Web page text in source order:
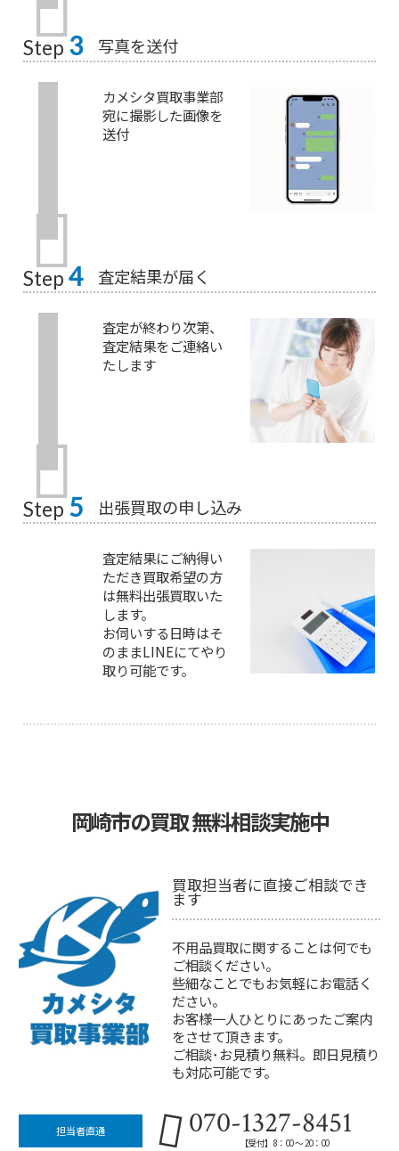
Step 3 写真を送付
カメシタ買取事業部
宛に撮影した画像を
送付
Step 4 査定結果が届く
査定が終わり次第、
査定結果をご連絡い
たします
Step 5 出張買取の申し込み
査定結果にご納得い
ただき買取希望の方
は無料出張買取いた
します。
お伺いする日時はそ
のままLINEにてやり
取り可能です。
岡崎市の買取 無料相談実施中
買取担当者に直接ご相談でき
ます
不用品買取に関することは何でも
ご相談ください。
些細なことでもお気軽にお電話く
ださい。
お客様一人ひとりにあったご案内
をさせて頂きます。
ご相談･お見積り無料。即日見積り
も対応可能です。
担当者直通 070-1327-8451
【受付】8：00 ～ 20：00